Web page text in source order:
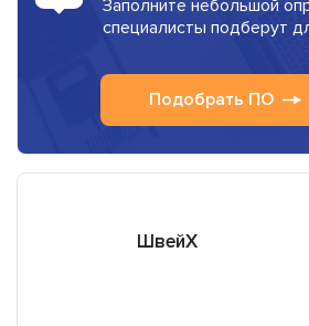
Заполните небольшой
специалисты подберут
Подобрать ПО
ШвейХ